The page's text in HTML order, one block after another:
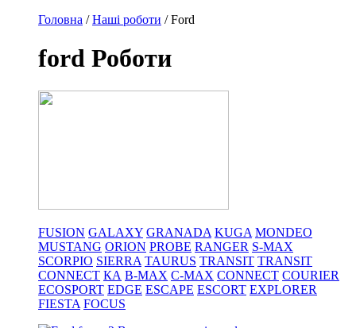
Головна /Наші роботи /Ford
ford Роботи
FUSION GALAXY GRANADA KUGA MONDEO
MUSTANG ORION PROBE RANGER S-MAX
SCORPIO SIERRA TAURUS TRANSIT TRANSIT
CONNECT КА B-MAX C-MAX CONNECT COURIER
ECOSPORT EDGE ESCAPE ESCORT EXPLORER
FIESTA FOCUS